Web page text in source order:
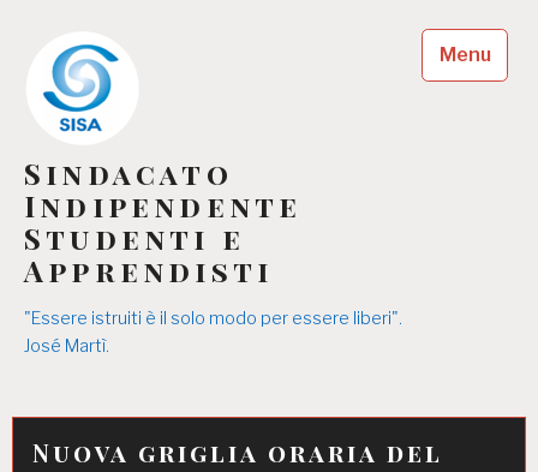
content
Sindacato
Indipendente
Studenti e
Apprendisti
"Essere istruiti è il solo modo per essere liberi".
José Martì.
Menu
Nuova griglia oraria del